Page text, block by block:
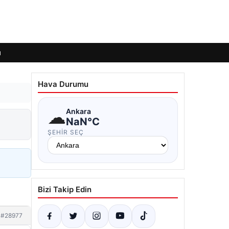
#28977
Hava Durumu
☁Ankara
NaN°C
ŞEHIR SEÇ
Bizi Takip Edin